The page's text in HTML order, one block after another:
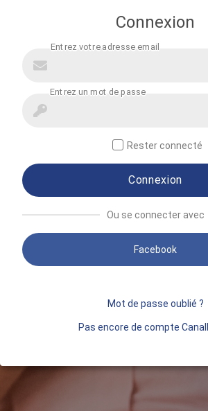
Connexion
Rester connecté
Connexion
Ou se connecter avec
Facebook
Mot de passe oublié ?
Pas encore de compte